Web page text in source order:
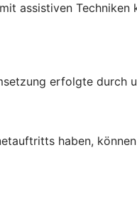
assistiven
erfolgte durch
haben,